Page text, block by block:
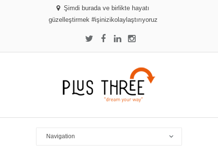
Şimdi burada ve birlikte hayatı
güzelleştirmek #işinizikolaylaştırıyoruz